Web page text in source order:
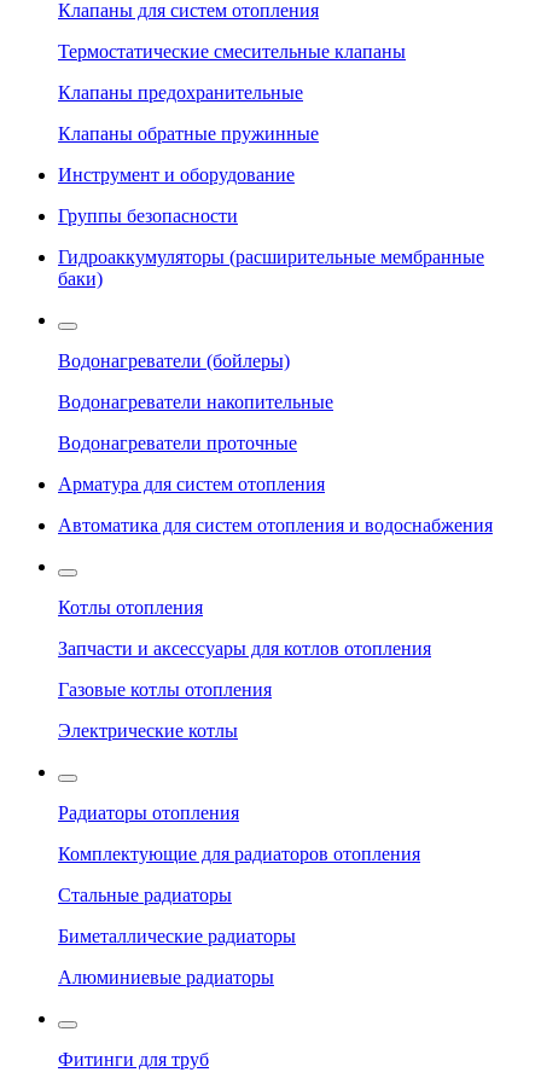
Клапаны для систем отопления
Термостатические смесительные клапаны
Клапаны предохранительные
Клапаны обратные пружинные
Инструмент и оборудование
Группы безопасности
Гидроаккумуляторы (расширительные мембранные
баки)
Водонагреватели (бойлеры)
Водонагреватели накопительные
Водонагреватели проточные
Арматура для систем отопления
Автоматика для систем отопления и водоснабжения
Котлы отопления
Запчасти и аксессуары для котлов отопления
Газовые котлы отопления
Электрические котлы
Радиаторы отопления
Комплектующие для радиаторов отопления
Стальные радиаторы
Биметаллические радиаторы
Алюминиевые радиаторы
Фитинги для труб